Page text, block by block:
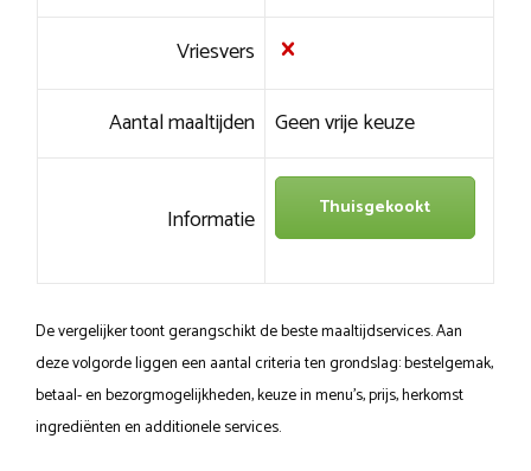
Vriesvers
Aantal maaltijden Geen vrije keuze
Informatie Thuisgekookt
De vergelijker toont gerangschikt de beste maaltijdservices. Aan
deze volgorde liggen een aantal criteria ten grondslag: bestelgemak,
betaal- en bezorgmogelijkheden, keuze in menu’s, prijs, herkomst
ingrediënten en additionele services.